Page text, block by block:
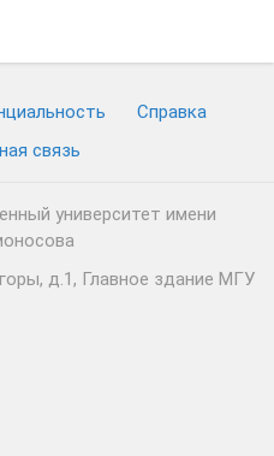
Cправка
связь
университет имени
д.1, Главное здание МГУ